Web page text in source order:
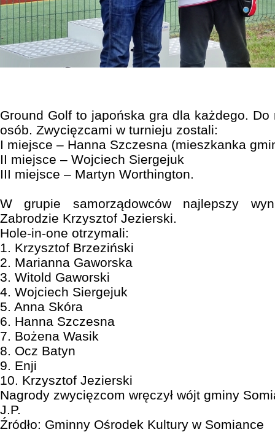
Ground Golf to japońska gra dla każdego. Do
osób. Zwycięzcami w turnieju zostali:
I miejsce – Hanna Szczesna (mieszkanka
II miejsce – Wojciech Siergejuk
III miejsce – Martyn Worthington.
W grupie samorządowców najlepszy
Zabrodzie Krzysztof Jezierski.
Hole-in-one otrzymali:
1. Krzysztof Brzeziński
2. Marianna Gaworska
3. Witold Gaworski
4. Wojciech Siergejuk
5. Anna Skóra
6. Hanna Szczesna
7. Bożena Wasik
8. Ocz Batyn
9. Enji
10. Krzysztof Jezierski
Nagrody zwycięzcom wręczył wójt gminy
J.P.
Źródło: Gminny Ośrodek Kultury w Somiance